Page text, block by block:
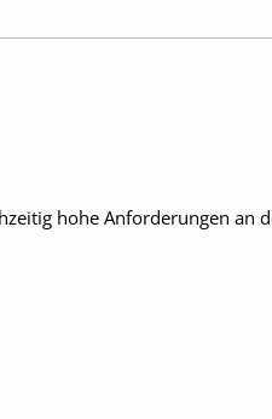
hohe Anforderungen an